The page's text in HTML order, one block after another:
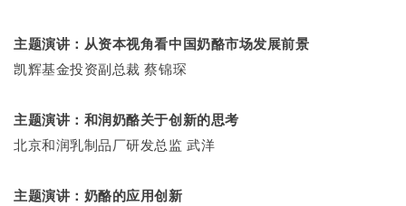
主题演讲： 从资本视角看中国奶酪市场发展前景
凯辉基金投资副总裁 蔡锦琛
主题演讲： 和润奶酪关于创新的思考
北京和润乳制品厂研发总监 武洋
主题演讲：奶酪的应用创新